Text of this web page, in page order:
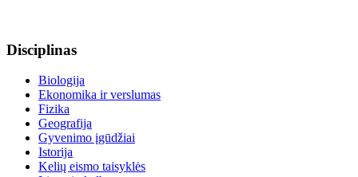
Disciplinas
Biologija
Ekonomika ir verslumas
Fizika
Geografija
Gyvenimo įgūdžiai
Istorija
Kelių eismo taisyklės